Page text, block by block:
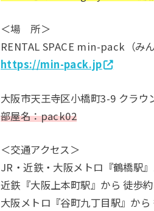
＜場 所＞
RENTAL SPACE min-pack（みん
https://min-pack.jp
大阪市天王寺区小橋町3-9 クラウ
部屋名：pack02
＜交通アクセス＞
JR・近鉄・大阪メトロ『鶴橋駅
近鉄『大阪上本町駅』から 徒歩
大阪メトロ『谷町九丁目駅』か